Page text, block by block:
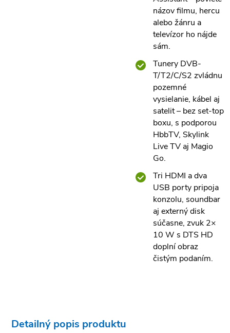
názov filmu, hercu
alebo žánru a
televízor ho nájde
sám.
Tunery DVB-
T/T2/C/S2 zvládnu
pozemné
vysielanie, kábel aj
satelit – bez set-top
boxu, s podporou
HbbTV, Skylink
Live TV aj Magio
Go.
Tri HDMI a dva
USB porty pripoja
konzolu, soundbar
aj externý disk
súčasne, zvuk 2×
10 W s DTS HD
doplní obraz
čistým podaním.
Detailný popis produktu